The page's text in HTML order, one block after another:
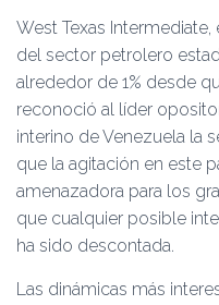
West Texas
del sector petrolero
alrededor de 1% desde
reconoció al líder
interino de Venezuela la
que la agitación en este
amenazadora para los
que cualquier posible
ha sido descontada.
Las dinámicas más